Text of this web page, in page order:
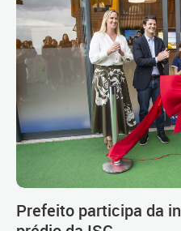
Prefeito participa da